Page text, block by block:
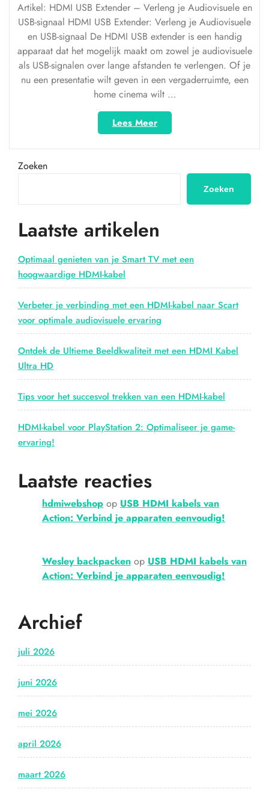
Artikel: HDMI USB Extender – Verleng je Audiovisuele en
USB-signaal HDMI USB Extender: Verleng je Audiovisuele
en USB-signaal De HDMI USB extender is een handig
apparaat dat het mogelijk maakt om zowel je audiovisuele
als USB-signalen over lange afstanden te verlengen. Of je
nu een presentatie wilt geven in een vergaderruimte, een
home cinema wilt …
Lees Meer“Ontdek
de
Voordelen
een
USB
voor
en
USB-
Zoeken
Zoeken
Laatste artikelen
Optimaal genieten van je Smart TV met een
hoogwaardige HDMI-kabel
Verbeter je verbinding met een HDMI-kabel naar Scart
voor optimale audiovisuele ervaring
Ontdek de Ultieme Beeldkwaliteit met een HDMI Kabel
Ultra HD
Tips voor het succesvol trekken van een HDMI-kabel
HDMI-kabel voor PlayStation 2: Optimaliseer je game-
ervaring!
Laatste reacties
hdmiwebshop op USB HDMI kabels van
Action: Verbind je apparaten eenvoudig!
Wesley backpacken op USB HDMI kabels van
Action: Verbind je apparaten eenvoudig!
Archief
juli 2026
juni 2026
mei 2026
april 2026
maart 2026